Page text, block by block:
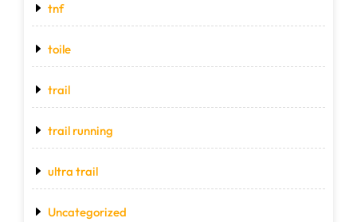
tnf
toile
trail
trail running
ultra trail
Uncategorized